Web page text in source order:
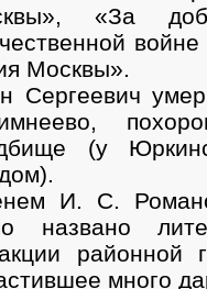
«За
Москвы».
Сергеевич
(у
И. С.
названо
районной
много